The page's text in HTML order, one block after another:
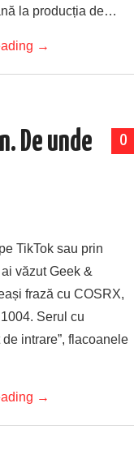
la producția de…
→
0
De unde
TikTok sau prin
văzut Geek &
frază cu COSRX,
Serul cu
intrare”, flacoanele
→